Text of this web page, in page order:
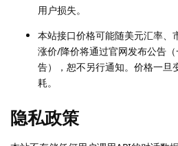
用户损失。
本站接口价格可能随美元汇率、
涨价/降价将通过官网发布公告
告），恕不另行通知。价格一旦
耗。
隐私政策